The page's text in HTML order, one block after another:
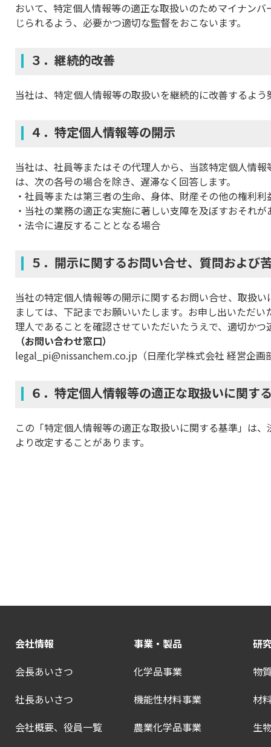
おいて、特定個人情報等の適正な取扱いのためマイナン
じられるよう、必要かつ適切な監督をおこないます。
３．継続的改善
当社は、特定個人情報等の取扱いを継続的に改善するよう
４．特定個人情報等の開示
当社は、社員等またはその代理人から、当該特定個人情
は、次の各号の場合を除き、遅滞なく回答します。
社員等または第三者の生命、身体、財産その他の権利
当社の業務の適正な実施に著しい支障を及ぼすおそれが
法令に違反することとなる場合
５．開示に関するお問い合せ、質問および
当社の特定個人情報等の開示に関するお問い合せ、取扱
ましては、下記までお願いいたします。お申し出いただ
理人であることを確認させていただいたうえで、適切かつ
（お問い合わせ窓口）
legal_pi@nissanchem.co.jp（日産化学株式会社 経営企画
６．特定個人情報等の適正な取扱いに関す
この「特定個人情報等の適正な取扱いに関する基準」は
より改定することがあります。
会社情報
会長あいさつ
社長あいさつ
会社概要、役員一覧
事業・製品
化学品事業
機能性材料事業
農業化学品事業
研
物
材
生